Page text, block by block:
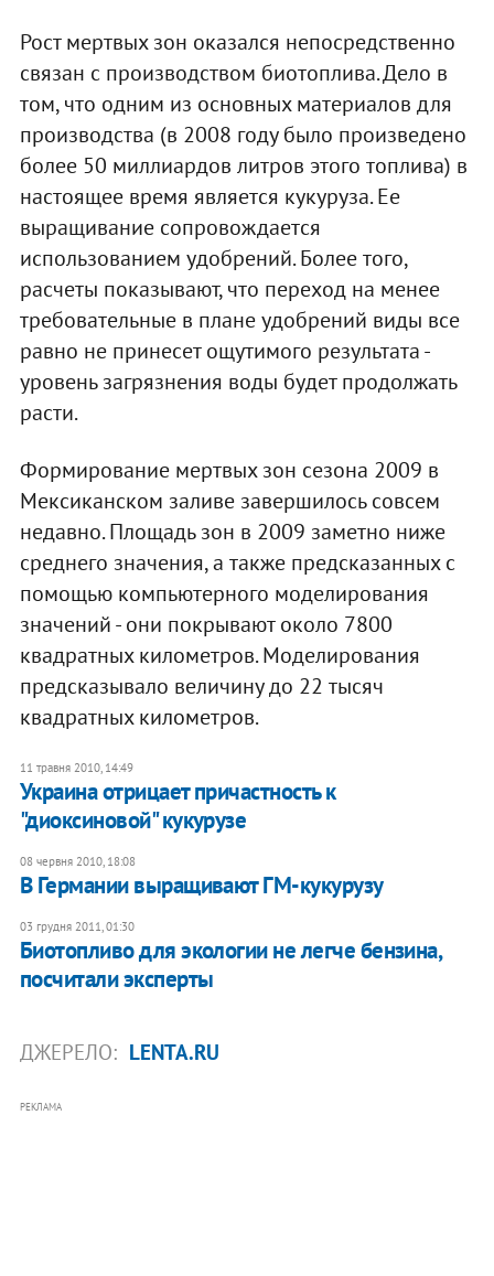
Рост мертвых зон оказался непосредственно
связан с производством биотоплива. Дело в
том, что одним из основных материалов для
производства (в 2008 году было произведено
более 50 миллиардов литров этого топлива) в
настоящее время является кукуруза. Ее
выращивание сопровождается
использованием удобрений. Более того,
расчеты показывают, что переход на менее
требовательные в плане удобрений виды все
равно не принесет ощутимого результата -
уровень загрязнения воды будет продолжать
расти.
Формирование мертвых зон сезона 2009 в
Мексиканском заливе завершилось совсем
недавно. Площадь зон в 2009 заметно ниже
среднего значения, а также предсказанных с
помощью компьютерного моделирования
значений - они покрывают около 7800
квадратных километров. Моделирования
предсказывало величину до 22 тысяч
квадратных километров.
11 травня 2010, 14:49
Украина отрицает причастность к
"диоксиновой" кукурузе
08 червня 2010, 18:08
В Германии выращивают ГМ-кукурузу
03 грудня 2011, 01:30
Биотопливо для экологии не легче бензина,
посчитали эксперты
ДЖЕРЕЛО: LENTA.RU
РЕКЛАМА